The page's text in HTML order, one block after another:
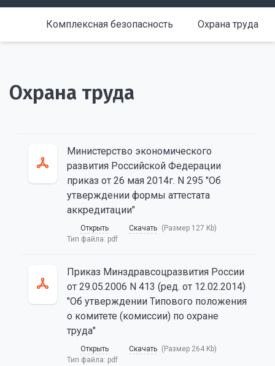
Комплексная безопасность Охрана труда
Охрана труда
Министерство экономического
развития Российской Федерации
приказ от 26 мая 2014г. N 295 "Об
утверждении формы аттестата
аккредитации"
Открыть Скачать (Размер 127 Kb)
Тип файла: pdf
Приказ Минздравсоцразвития России
от 29.05.2006 N 413 (ред. от 12.02.2014)
"Об утверждении Типового положения
о комитете (комиссии) по охране
труда"
Открыть Скачать (Размер 264 Kb)
Тип файла: pdf